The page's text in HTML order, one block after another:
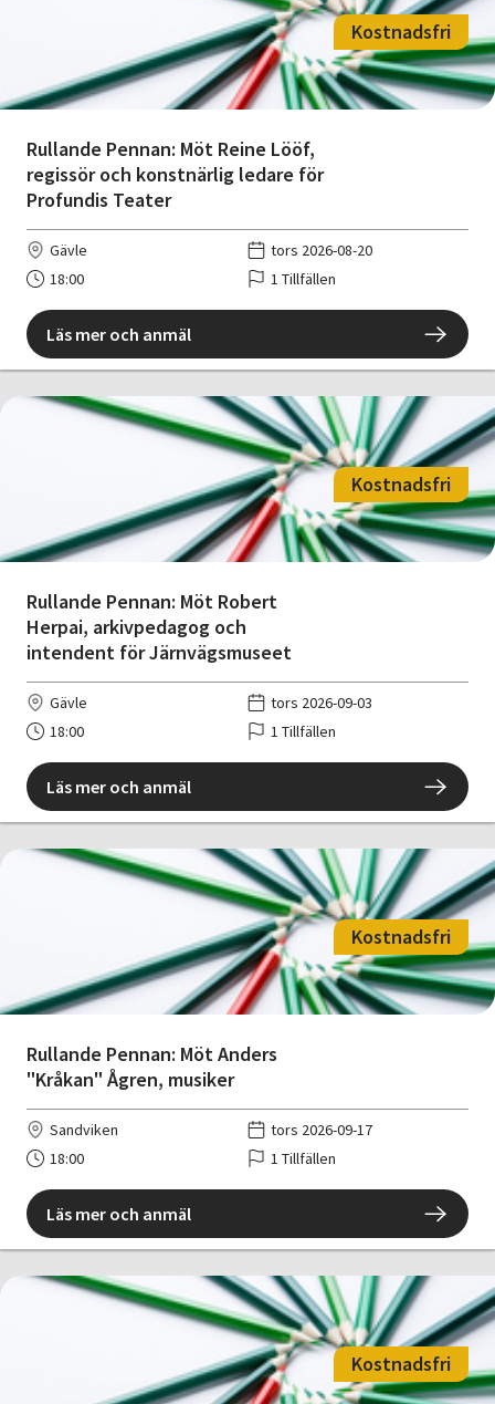
Rullande Pennan: Möt Reine Lööf,
regissör och konstnärlig ledare för
Profundis Teater
Kostnadsfri
Gävle
tors 2026-08-20
18:00
1 Tillfällen
Läs mer och anmäl
Rullande Pennan: Möt Robert
Herpai, arkivpedagog och
intendent för Järnvägsmuseet
Kostnadsfri
Gävle
tors 2026-09-03
18:00
1 Tillfällen
Läs mer och anmäl
Rullande Pennan: Möt Anders
"Kråkan" Ågren, musiker
Kostnadsfri
Sandviken
tors 2026-09-17
18:00
1 Tillfällen
Läs mer och anmäl
Kostnadsfri